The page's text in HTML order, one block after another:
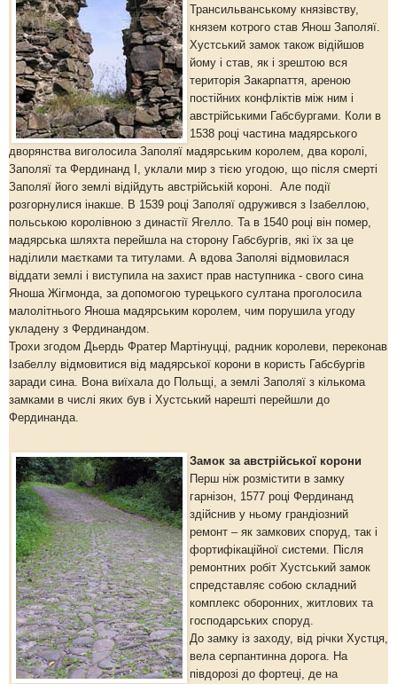
Трансильванському князівству,
князем котрого став Янош Заполяї.
Хустський замок також відійшов
йому і став, як і зрештою вся
територія Закарпаття, ареною
постійних конфліктів між ним і
австрійськими Габсбургами. Коли в
1538 році частина мадярського
дворянства виголосила Заполяї мадярським королем, два королі,
Заполяї та Фердинанд І, уклали мир з тією угодою, що після смерті
Заполяї його землі відійдуть австрійській короні. Але події
розгорнулися інакше. В 1539 році Заполяї одружився з Ізабеллою,
польською королівною з династії Ягелло. Та в 1540 році він помер,
мадярська шляхта перейшла на сторону Габсбургів, які їх за це
наділили маєтками та титулами. А вдова Заполяі відмовилася
віддати землі і виступила на захист прав наступника - свого сина
Яноша Жігмонда, за допомогою турецького султана проголосила
малолітнього Яноша мадярським королем, чим порушила угоду
укладену з Фердинандом.
Трохи згодом Дьердь Фратер Мартінуцці, радник королеви, переконав
Ізабеллу відмовитися від мадярської корони в користь Габсбургів
заради сина. Вона виїхала до Польщі, а землі Заполяї з кількома
замками в числі яких був і Хустський нарешті перейшли до
Фердинанда.
Замок за австрійської корони
Перш ніж розмістити в замку
гарнізон, 1577 році Фердинанд
здійснив у ньому грандіозний
ремонт – як замкових споруд, так і
фортифікаційної системи. Після
ремонтних робіт Хустський замок
спредставляє собою складний
комплекс оборонних, житлових та
господарських споруд.
До замку із заходу, від річки Хустця,
вела серпантинна дорога. На
півдорозі до фортеці, де на